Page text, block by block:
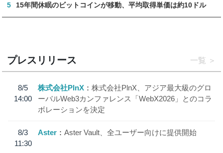
5 15年間休眠のビットコインが移動、平均取得単価は約10ドル
プレスリリース 一覧
8/5
14:00
株式会社PlnX
株式会社PlnX、アジア最大級のグロ
ーバルWeb3カンファレンス「WebX2026」とのコラ
ボレーションを決定
8/3
11:30
Aster Aster Vault、全ユーザー向けに提供開始